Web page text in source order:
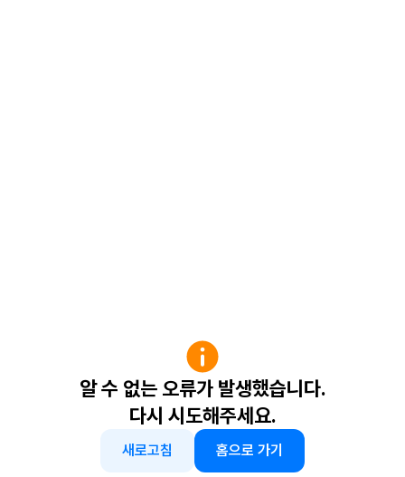
알 수 없는 오류가 발생했습니다.
다시 시도해주세요.
새로고침 홈으로 가기